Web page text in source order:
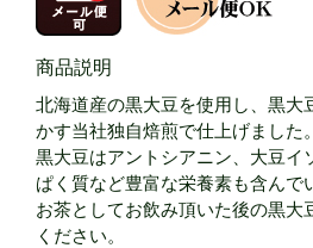
商品説明
北海道産の黒大豆を使用し、黒大
かす当社独自焙煎で仕上げました。
黒大豆はアントシアニン、大豆イ
ぱく質など豊富な栄養素も含んで
お茶としてお飲み頂いた後の黒大
ください。